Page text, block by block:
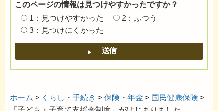
このページの情報は見つけやすかったですか？
1：見つけやすかった
2：ふつう
3：見つけにくかった
ホーム > くらし・手続き > 保険・年金 > 国民健康保険 >